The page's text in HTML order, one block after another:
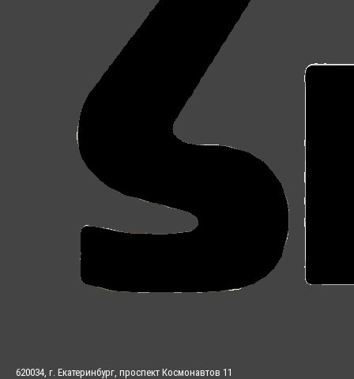
620034, г. Екатеринбург, проспект Космонавтов 11